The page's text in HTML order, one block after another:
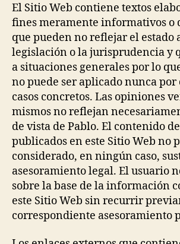
El Sitio Web contiene textos
fines meramente informativos o
que pueden no reflejar el estado
legislación o la jurisprudencia y
a situaciones generales por lo
no puede ser aplicado nunca por
casos concretos. Las opiniones
mismos no reflejan
de vista de Pablo. El contenido
publicados en este Sitio Web no
considerado, en ningún caso,
asesoramiento legal. El usuario
sobre la base de la información
este Sitio Web sin recurrir
correspondiente asesoramiento